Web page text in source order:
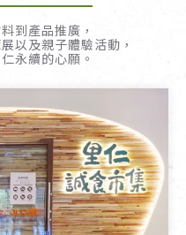
到產品推廣，
以及親子體驗活動，
永續的心願。